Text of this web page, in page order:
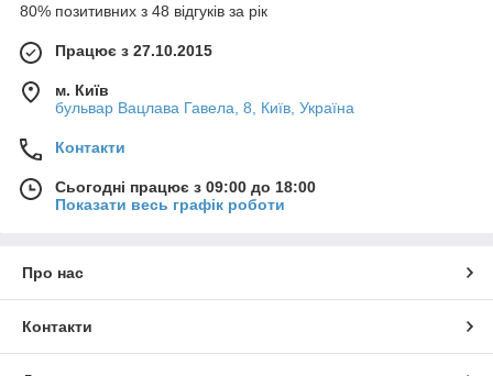
80% позитивних з 48 відгуків за рік
Працює з 27.10.2015
м. Київ
бульвар Вацлава Гавела, 8, Київ, Україна
Контакти
Сьогодні працює з 09:00 до 18:00
Показати весь графік роботи
Про нас
Контакти